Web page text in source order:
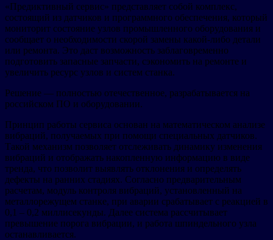
«Предиктивный сервис» представляет собой комплекс,
состоящий из датчиков и программного обеспечения, который
мониторит состояние узлов промышленного оборудования и
сообщает о необходимости скорой замены какой-либо детали
или ремонта. Это даст возможность заблаговременно
подготовить запасные запчасти, сэкономить на ремонте и
увеличить ресурс узлов и систем станка.
Решение — полностью отечественное, разрабатывается на
российском ПО и оборудовании.
Принцип работы сервиса основан на математическом анализе
вибраций, получаемых при помощи специальных датчиков.
Такой механизм позволяет отслеживать динамику изменения
вибраций и отображать накопленную информацию в виде
тренда, что позволит выявлять отклонения и определять
дефекты на ранних стадиях. Согласно предварительным
расчетам, модуль контроля вибраций, установленный на
металлорежущем станке, при аварии срабатывает с реакцией в
0,1 – 0,2 миллисекунды. Далее система рассчитывает
превышение порога вибрации, и работа шпиндельного узла
останавливается.